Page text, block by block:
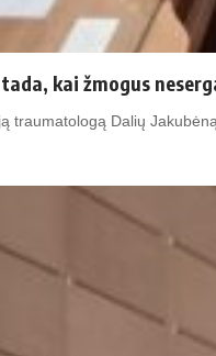
kai žmogus
traumatologą Dalių